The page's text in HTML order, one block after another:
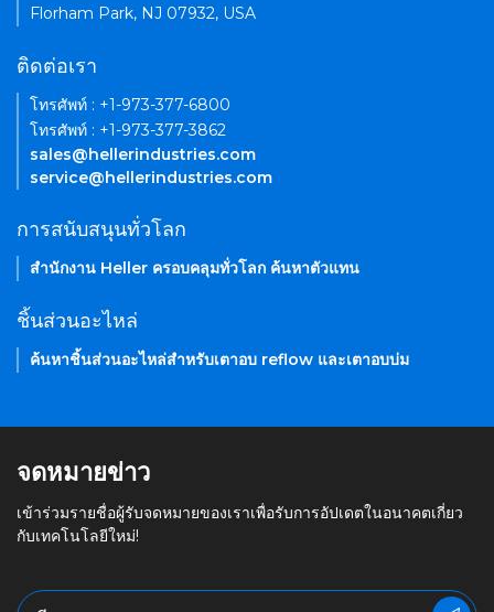
Florham Park, NJ 07932, USA
ติดต่อเรา
โทรศัพท์ : +1-973-377-6800
โทรศัพท์ : +1-973-377-3862
sales@hellerindustries.com
service@hellerindustries.com
การสนับสนุนทั่วโลก
สำนักงาน Heller ครอบคลุมทั่วโลก ค้นหาตัวแทน
ชิ้นส่วนอะไหล่
ค้นหาชิ้นส่วนอะไหล่สำหรับเตาอบ reflow และเตาอบบ่ม
จดหมายข่าว
เข้าร่วมรายชื่อผู้รับจดหมายของเราเพื่อรับการอัปเดตในอนาคตเกี่ยว
กับเทคโนโลยีใหม่!